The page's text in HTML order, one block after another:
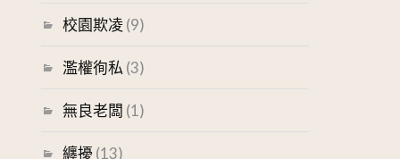
校園欺凌(9)
濫權徇私 (3)
無良老闆 (1)
纏擾 (13)